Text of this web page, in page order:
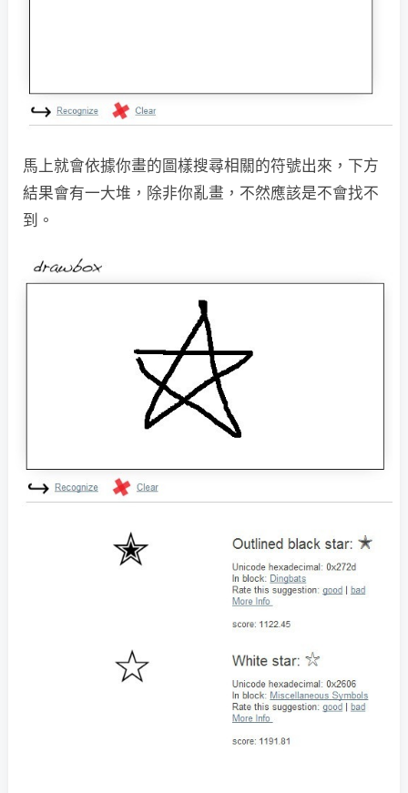
馬上就會依據你畫的圖樣搜尋相關的符號出來，下方
結果會有一大堆，除非你亂畫，不然應該是不會找不
到。